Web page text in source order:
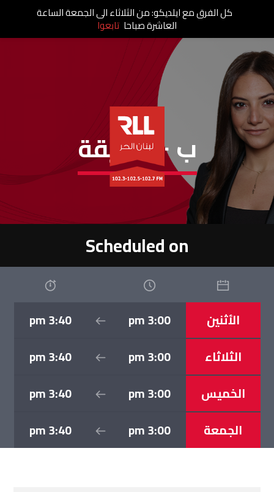
ب ٤٠ دقيقة
Scheduled on
الأثنين 3:00 pm
3:40 pm
الثلاثاء
3:00 pm
3:40 pm
الخميس
3:00 pm
3:40 pm
الجمعة
3:00 pm
3:40 pm
كل الفرق مع ايلديكو: من الثلاثاء الى الجمعة الساعة
العاشرة صباحا تابعوا